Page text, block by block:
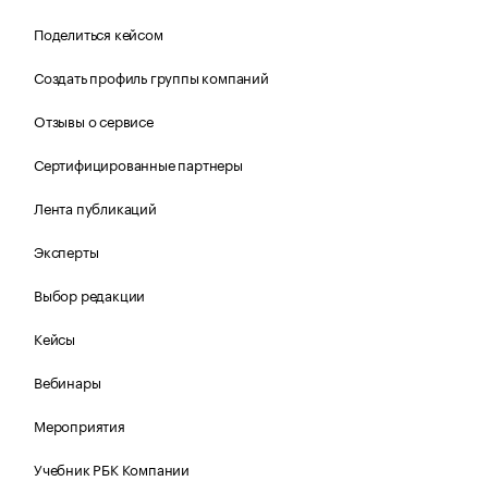
Поделиться кейсом
Создать профиль группы компаний
Отзывы о сервисе
Сертифицированные партнеры
Лента публикаций
Эксперты
Выбор редакции
Кейсы
Вебинары
Мероприятия
Учебник РБК Компании